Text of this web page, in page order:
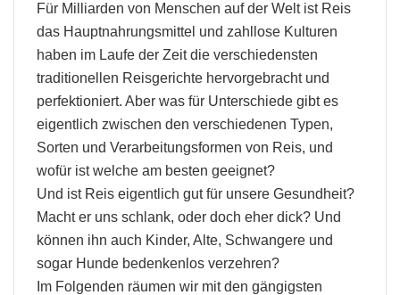
Für Milliarden von Menschen auf der Welt ist Reis
das Hauptnahrungsmittel und zahllose Kulturen
haben im Laufe der Zeit die verschiedensten
traditionellen Reisgerichte hervorgebracht und
perfektioniert. Aber was für Unterschiede gibt es
eigentlich zwischen den verschiedenen Typen,
Sorten und Verarbeitungsformen von Reis, und
wofür ist welche am besten geeignet?
Und ist Reis eigentlich gut für unsere Gesundheit?
Macht er uns schlank, oder doch eher dick? Und
können ihn auch Kinder, Alte, Schwangere und
sogar Hunde bedenkenlos verzehren?
Im Folgenden räumen wir mit den gängigsten